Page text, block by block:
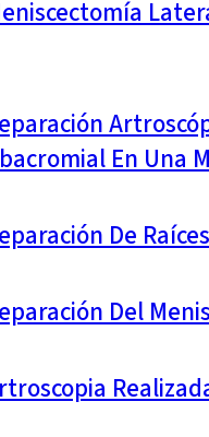
En Una
De
Del